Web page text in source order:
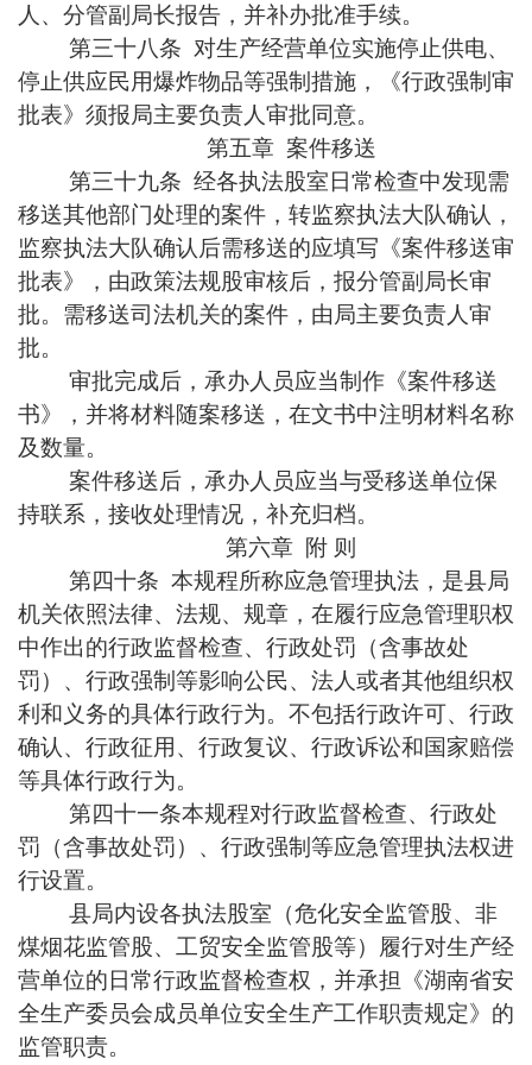
人、分管副局长报告，并补办批准手续。
第三十八条 对生产经营单位实施停止供电、
停止供应民用爆炸物品等强制措施，《行政强制审
批表》须报局主要负责人审批同意。
第五章 案件移送
第三十九条 经各执法股室日常检查中发现需
移送其他部门处理的案件，转监察执法大队确认，
监察执法大队确认后需移送的应填写《案件移送审
批表》，由政策法规股审核后，报分管副局长审
批。需移送司法机关的案件，由局主要负责人审
批。
审批完成后，承办人员应当制作《案件移送
书》，并将材料随案移送，在文书中注明材料名称
及数量。
案件移送后，承办人员应当与受移送单位保
持联系，接收处理情况，补充归档。
第六章 附 则
第四十条 本规程所称应急管理执法，是县局
机关依照法律、法规、规章，在履行应急管理职权
中作出的行政监督检查、行政处罚（含事故处
罚）、行政强制等影响公民、法人或者其他组织权
利和义务的具体行政行为。不包括行政许可、行政
确认、行政征用、行政复议、行政诉讼和国家赔偿
等具体行政行为。
第四十一条本规程对行政监督检查、行政处
罚（含事故处罚）、行政强制等应急管理执法权进
行设置。
县局内设各执法股室（危化安全监管股、非
煤烟花监管股、工贸安全监管股等）履行对生产经
营单位的日常行政监督检查权，并承担《湖南省安
全生产委员会成员单位安全生产工作职责规定》的
监管职责。